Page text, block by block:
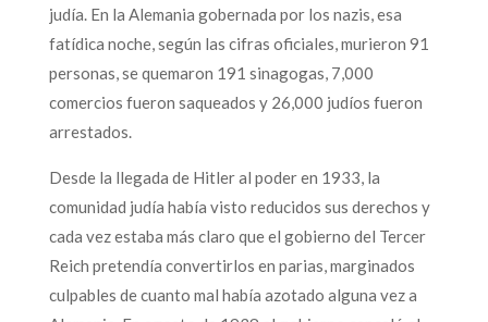
judía. En la Alemania gobernada por los nazis, esa
fatídica noche, según las cifras oficiales, murieron 91
personas, se quemaron 191 sinagogas, 7,000
comercios fueron saqueados y 26,000 judíos fueron
arrestados.
Desde la llegada de Hitler al poder en 1933, la
comunidad judía había visto reducidos sus derechos y
cada vez estaba más claro que el gobierno del Tercer
Reich pretendía convertirlos en parias, marginados
culpables de cuanto mal había azotado alguna vez a